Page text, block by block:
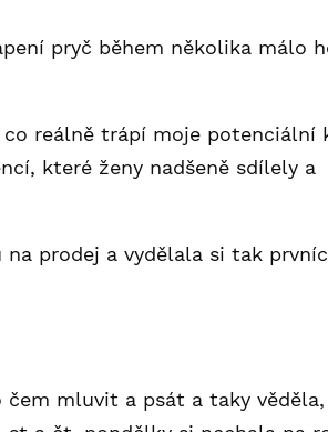
pryč během několika málo
reálně trápí moje potenciální
které ženy nadšeně sdílely a
prodej a vydělala si tak
mluvit a psát a taky věděla,